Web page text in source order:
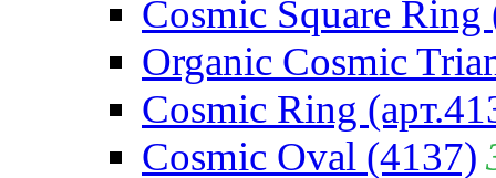
Cosmic Square Ring
Organic Cosmic
Cosmic Ring
Cosmic Oval (4137)